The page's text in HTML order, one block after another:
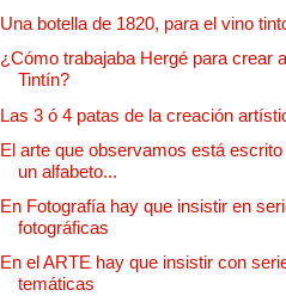
Una botella de 1820, para el vino
¿Cómo trabajaba Hergé para crear a
Tintín?
Las 3 ó 4 patas de la creación
El arte que observamos está escrito
un alfabeto...
En Fotografía hay que insistir en
fotográficas
En el ARTE hay que insistir con
temáticas